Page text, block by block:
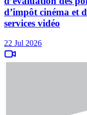
d’impôt cinéma et
services vidéo
22 Jul 2026